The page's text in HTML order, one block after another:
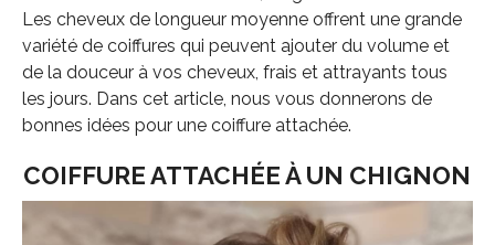
Les cheveux de longueur moyenne offrent une grande
variété de coiffures qui peuvent ajouter du volume et
de la douceur à vos cheveux, frais et attrayants tous
les jours. Dans cet article, nous vous donnerons de
bonnes idées pour une coiffure attachée.
COIFFURE ATTACHÉE À UN CHIGNON